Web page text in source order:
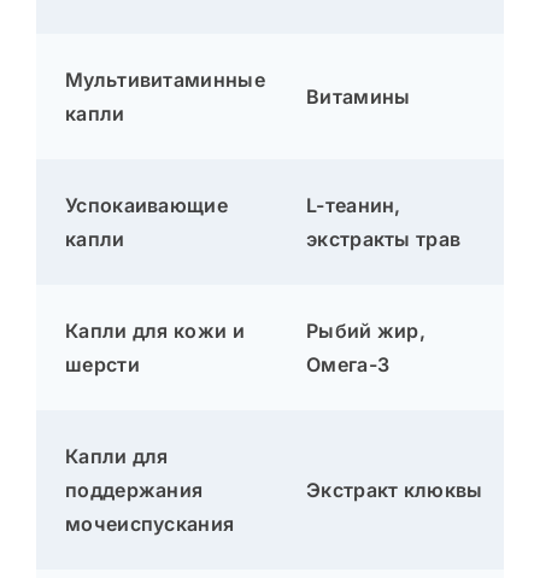
Мультивитаминные
капли
Витамины
Успокаивающие
капли
L-теанин,
экстракты трав
Капли для кожи и
шерсти
Рыбий жир,
Омега-3
Капли для
поддержания
мочеиспускания
Экстракт клюквы